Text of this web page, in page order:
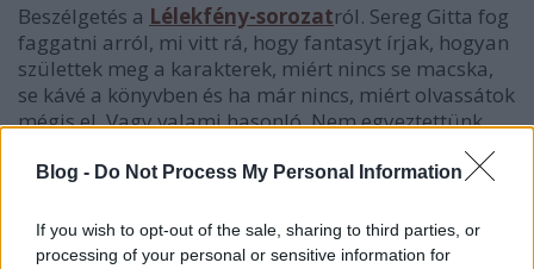
Blog - Do Not Process My Personal Information
If you wish to opt-out of the sale, sharing to third parties, or
processing of your personal or sensitive information for
Beszélgetés a Lélekfény-sorozatról. Sereg Gitta fog
faggatni arról, mi vitt rá, hogy fantasyt írjak, hogyan
születtek meg a karakterek, miért nincs se macska,
se kávé a könyvben és ha már nincs, miért olvassátok
mégis el. Vagy valami hasonló. Nem egyeztettünk
kérdéseket.